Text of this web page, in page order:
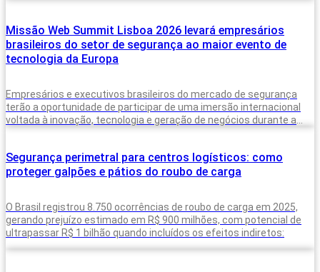
Missão Web Summit Lisboa 2026 levará empresários
brasileiros do setor de segurança ao maior evento de
tecnologia da Europa
Empresários e executivos brasileiros do mercado de segurança
terão a oportunidade de participar de uma imersão internacional
voltada à inovação, tecnologia e geração de negócios durante a
Segurança perimetral para centros logísticos: como
proteger galpões e pátios do roubo de carga
O Brasil registrou 8.750 ocorrências de roubo de carga em 2025,
gerando prejuízo estimado em R$ 900 milhões, com potencial de
ultrapassar R$ 1 bilhão quando incluídos os efeitos indiretos: